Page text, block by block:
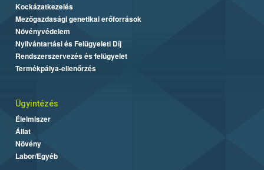
Kockázatkezelés
Mezőgazdasági genetikai erőforrások
Növényvédelem
Nyilvántartási és Felügyeleti Díj
Rendszerszervezés és felügyelet
Termékpálya-ellenőrzés
Ügyintézés
Élelmiszer
Állat
Növény
Labor/Egyéb